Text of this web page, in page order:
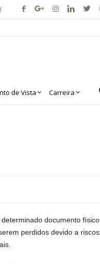
de Vista Carreira
documento físico
perdidos devido a riscos